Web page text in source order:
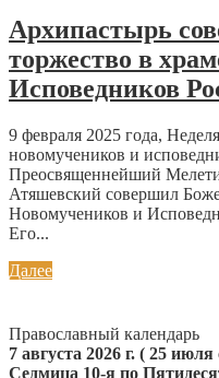
Архипастырь
торжество в
Исповедников
9 февраля 2025 года,
новомучеников и
Преосвященнейший
Атяшевский совершил
Новомучеников и
Его...
Далее
Православный календарь
7 августа 2026 г. ( 25
Седмица 10-я по